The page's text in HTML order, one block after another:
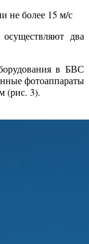
не более 15 м/с
два
в БВС
фотоаппараты
(рис. 3).